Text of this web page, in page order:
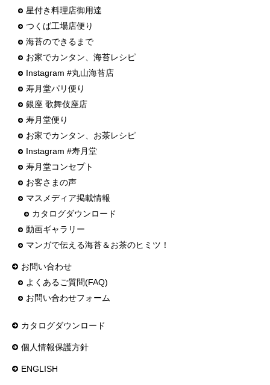
星付き料理店御用達
つくば工場店便り
海苔のできるまで
お家でカンタン、海苔レシピ
Instagram #丸山海苔店
寿月堂パリ便り
銀座 歌舞伎座店
寿月堂便り
お家でカンタン、お茶レシピ
Instagram #寿月堂
寿月堂コンセプト
お客さまの声
マスメディア掲載情報
カタログダウンロード
動画ギャラリー
マンガで伝える海苔＆お茶のヒミツ！
お問い合わせ
よくあるご質問(FAQ)
お問い合わせフォーム
カタログダウンロード
個人情報保護方針
ENGLISH